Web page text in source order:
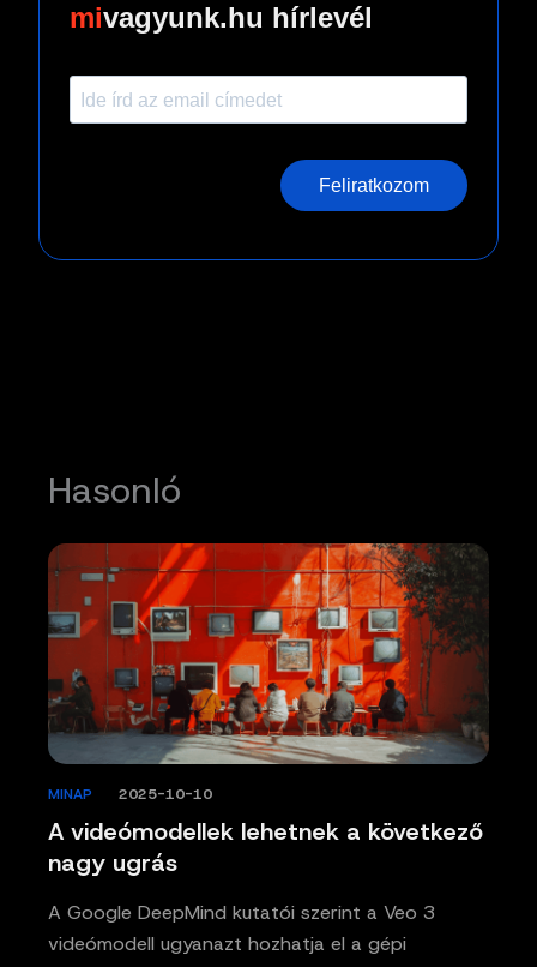
vagyunk.hu hírlevél
Feliratkozom
Hasonló
A videómodellek lehetnek a következő
nagy ugrás
MINAP 2025-10-10
A Google DeepMind kutatói szerint a Veo 3
videómodell ugyanazt hozhatja el a gépi